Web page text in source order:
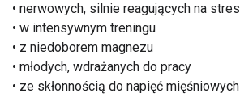
• nerwowych, silnie reagujących na stres
• w intensywnym treningu
• z niedoborem magnezu
• młodych, wdrażanych do pracy
• ze skłonnością do napięć mięśniowych